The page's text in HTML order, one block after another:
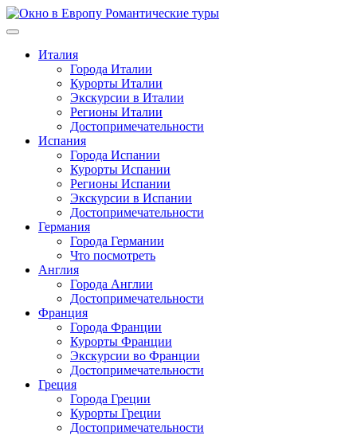
Перейти
к
Италия
Города Италии
Курорты Италии
Экскурсии в Италии
Регионы Италии
Достопримечательности
Испания
Города Испании
Курорты Испании
Регионы Испании
Экскурсии в Испании
Достопримечательности
Германия
Города Германии
Что посмотреть
Англия
Города Англии
Достопримечательности
Франция
Города Франции
Курорты Франции
Экскурсии во Франции
Достопримечательности
Греция
Города Греции
Курорты Греции
Достопримечательности